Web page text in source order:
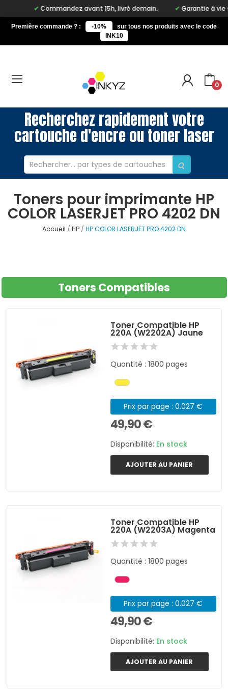
Commandez avant 15h, livré demain. Garantie à vie sur
Première commande ? : -10%
sur tous nos produits avec le code
INK10
0
Recherchez rapidement votre
cartouche d'encre ou toner laser
Toners pour imprimante HP
COLOR LASERJET PRO 4202 DN
Accueil HP HP COLOR LASERJET PRO 4202 DN
Toners Compatibles
Toner Compatible HP
220A (W2202A) Jaune
Quantité : 1800 pages
Prix par page : 0.027 €
49,90 €
Disponibilité: En stock
AJOUTER AU PANIER
Toner Compatible HP
220A (W2203A) Magenta
Quantité : 1800 pages
Prix par page : 0.027 €
49,90 €
Disponibilité: En stock
AJOUTER AU PANIER